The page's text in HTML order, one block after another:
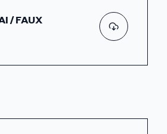
/ FAUX